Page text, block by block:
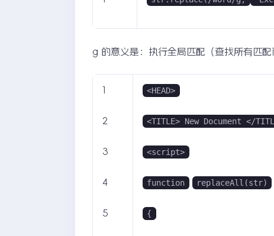
g 的意义是：执行全局匹配（查找所有匹配
1
2
3
4
5
<HEAD>
<TITLE> New Document </
<script>
function replaceAll(str)
{